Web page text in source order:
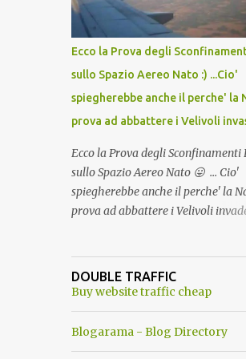
del Capo, era "spettacolare
andava bene anche, a Temperatura
Ambiente"! Riproponiamo
Ecco la Prova degli
sullo Spazio Aereo Nato :) ...Cio'
spiegherebbe anche il perche' la
prova ad abbattere i Velivoli
Ecco la Prova degli Sconfinamenti
sullo Spazio Aereo Nato 😛 ... Cio'
spiegherebbe anche il perche' la
prova ad abbattere i Velivoli
alcuna notizia di un'invasione dello
aereo NATO da parte di un robot
ancora una fantasia Nato o forse
DOUBLE TRAFFIC
Buy website traffic cheap
Blogarama - Blog Directory